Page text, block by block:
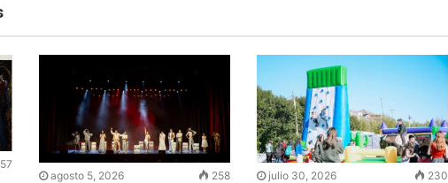
agosto 5, 2026 258 julio 30, 2026 230